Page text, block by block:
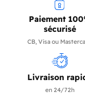
Paiement
sécurisé
CB, Visa ou
Livraison
en 24/72h